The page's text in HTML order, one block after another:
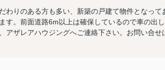
わりのある方も多い、新築の戸建て物件となって
す。前面道路6m以上は確保しているので車の出し
アザレアハウジングへご連絡下さい。お問い合せ